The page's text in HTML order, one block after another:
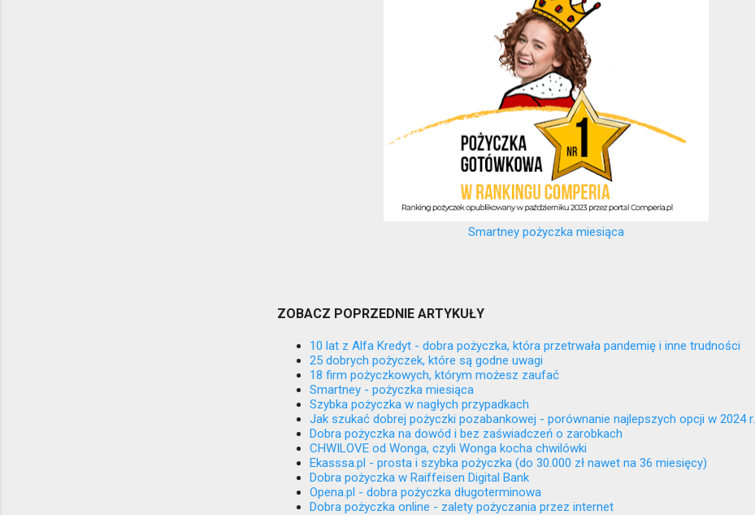
Smartney pożyczka miesiąca
ZOBACZ POPRZEDNIE ARTYKUŁY
10 lat z Alfa Kredyt - dobra pożyczka, która przetrwała pandemię i inne trudności
25 dobrych pożyczek, które są godne uwagi
18 firm pożyczkowych, którym możesz zaufać
Smartney - pożyczka miesiąca
Szybka pożyczka w nagłych przypadkach
Jak szukać dobrej pożyczki pozabankowej - porównanie najlepszych opcji w 2024 r.
Dobra pożyczka na dowód i bez zaświadczeń o zarobkach
CHWILOVE od Wonga, czyli Wonga kocha chwilówki
Ekasssa.pl - prosta i szybka pożyczka (do 30.000 zł nawet na 36 miesięcy)
Dobra pożyczka w Raiffeisen Digital Bank
Opena.pl - dobra pożyczka długoterminowa
Dobra pożyczka online - zalety pożyczania przez internet